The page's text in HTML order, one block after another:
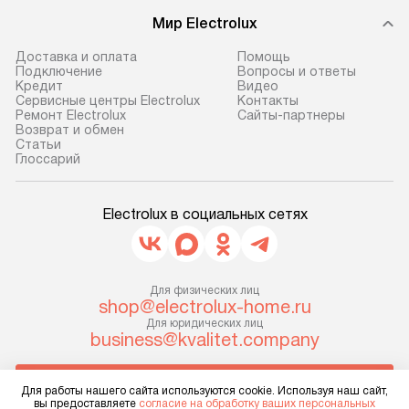
до представительства
транспортной компании в г. Москва.
Пожалуйста, уточняйте условия
доставки у менеджера при
оформлении заказа.
В оговоренный день служба
доставки доставит упакованный
Если необходимо переместить
прибор до места установки,
уточните это с менеджером.
За данную услугу взимается
дополнительная плата. Важно
через дверной проем, сотрудники
предполагают,
установленной
коммуникациям,
и консультацию
В стандартную
Мир Electrolux
Доставка и оплата
Подключение
Кредит
Сервисные центры Electrolux
Ремонт Electrolux
Возврат и обмен
Cтатьи
Глоссарий
Помощь
Вопросы и ответы
Видео
Контакты
Сайты-партнеры
Electrolux в социальных сетях
Для физических лиц
shop@electrolux-home.ru
Для юридических лиц
business@kvalitet.company
Для работы нашего сайта используются cookie. Используя наш сайт,
вы предоставляете согласие на обработку ваших персональных